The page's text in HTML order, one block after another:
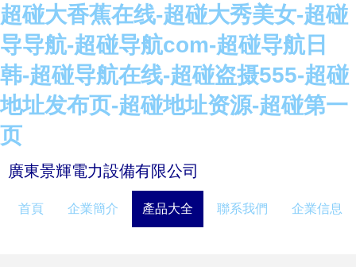
超碰大香蕉在线-超碰大秀美女-超碰
导导航-超碰导航com-超碰导航日
韩-超碰导航在线-超碰盗摄555-超碰
地址发布页-超碰地址资源-超碰第一
页
廣東景輝電力設備有限公司
首頁 企業簡介 產品大全 聯系我們 企業信息